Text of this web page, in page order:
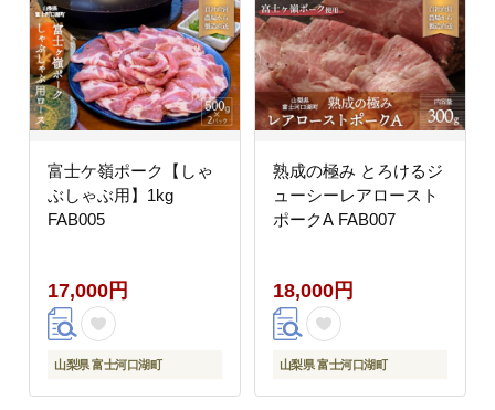
富士ケ嶺ポーク【しゃ
ぶしゃぶ用】1kg
FAB005
17,000円
山梨県 富士河口湖町
熟成の極み とろけるジ
ューシーレアロースト
ポークA FAB007
18,000円
山梨県 富士河口湖町